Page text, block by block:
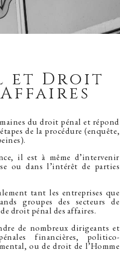
et Droit
du droit pénal et répond
de la procédure (enquête,
il est à même d’intervenir
ou dans l’intérêt de parties
tant les entreprises que
groupes des secteurs de
droit pénal des affaires.
de nombreux dirigeants et
financières, politico-
ou de droit de l’Homme